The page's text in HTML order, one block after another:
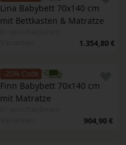
Lina Babybett 70x140 cm
mit Bettkasten & Matratze
1.354,80 €
-20% Code
Finn Babybett 70x140 cm
mit Matratze
904,90 €